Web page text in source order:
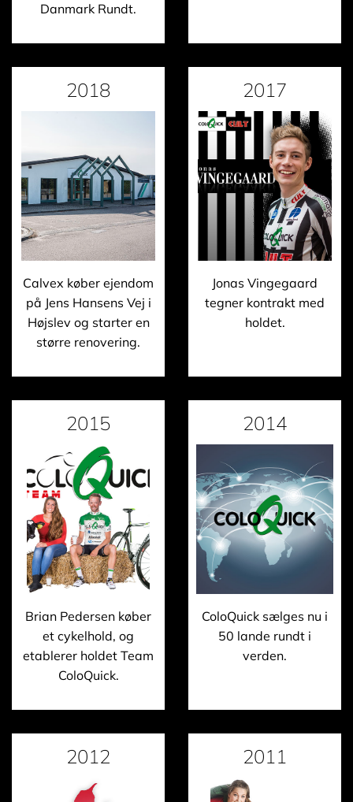
Danmark Rundt.
2018
Calvex køber ejendom
på Jens Hansens Vej i
Højslev og starter en
større renovering.
2017
Jonas Vingegaard
tegner kontrakt med
holdet.
2015
Brian Pedersen køber
et cykelhold, og
etablerer holdet Team
ColoQuick.
2014
ColoQuick sælges nu i
50 lande rundt i
verden.
2012 2011